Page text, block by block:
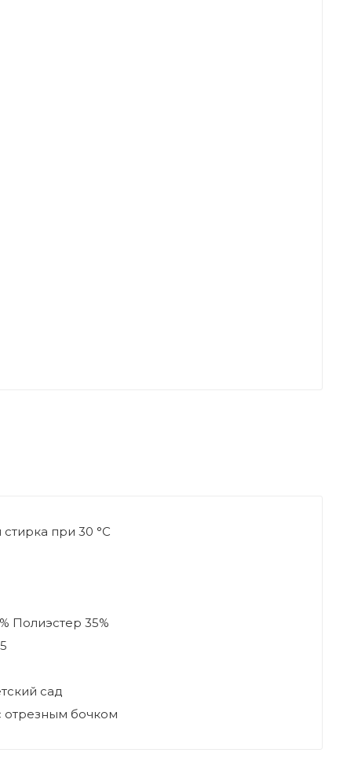
при 30 °C
Полиэстер 35%
сад
отрезным бочком